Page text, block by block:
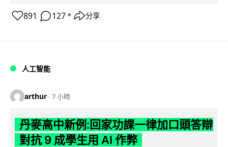
891 127 ↗ 分享
人工智能
arthur 7 小時
丹麥高中新例:回家功課一律加口頭答辯
對抗 9 成學生用 AI 作弊